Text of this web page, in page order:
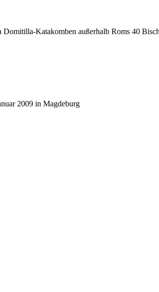
Katakomben außerhalb Roms 40
2009 in Magdeburg